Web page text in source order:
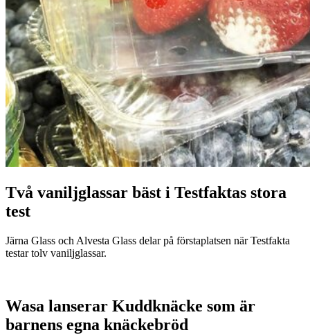
Två vaniljglassar bäst i Testfaktas stora
test
Järna Glass och Alvesta Glass delar på förstaplatsen när Testfakta
testar tolv vaniljglassar.
Wasa lanserar Kuddknäcke som är
barnens egna knäckebröd